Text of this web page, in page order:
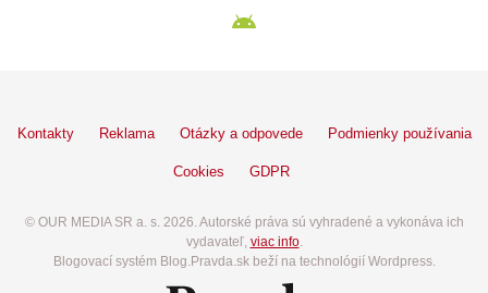
Kontakty Reklama Otázky a odpovede Podmienky používania
Cookies GDPR
© OUR MEDIA SR a. s. 2026. Autorské práva sú vyhradené a vykonáva ich
vydavateľ, viac info.
Blogovací systém Blog.Pravda.sk beží na technológií Wordpress.